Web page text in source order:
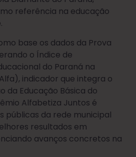
referência na educação
base os dados da Prova
o Índice de
do Paraná na
indicador que integra o
da Educação Básica do
Alfabetiza Juntos é
públicas da rede municipal
resultados em
avanços concretos na